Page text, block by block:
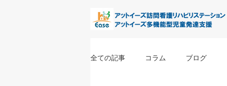
全ての記事 コラム ブログ